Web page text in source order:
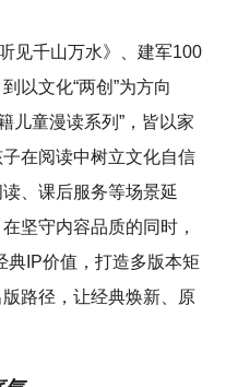
见千山万水》、建军100
以文化“两创”为方向
儿童漫读系列”，皆以家
在阅读中树立文化自信
、课后服务等场景延
坚守内容品质的同时，
典IP价值，打造多版本矩
路径，让经典焕新、原